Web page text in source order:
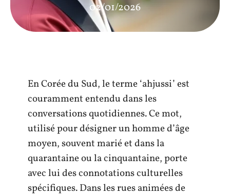
02/01/2026
En Corée du Sud, le terme ‘ahjussi’ est
couramment entendu dans les
conversations quotidiennes. Ce mot,
utilisé pour désigner un homme d’âge
moyen, souvent marié et dans la
quarantaine ou la cinquantaine, porte
avec lui des connotations culturelles
spécifiques. Dans les rues animées de